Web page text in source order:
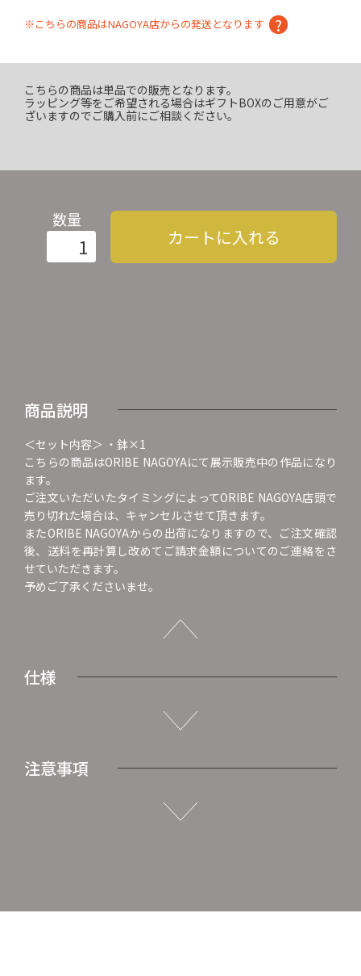
※こちらの商品はNAGOYA店からの発送となります
こちらの商品は単品での販売となります。
ラッピング等をご希望される場合はギフトBOXのご用意がご
ざいますのでご購入前にご相談ください。
数量
カートに入れる
商品説明
＜セット内容＞ ・鉢×1
こちらの商品はORIBE NAGOYAにて展示販売中の作品になり
ます。
ご注文いただいたタイミングによってORIBE NAGOYA店頭で
売り切れた場合は、キャンセルさせて頂きます。
またORIBE NAGOYAからの出荷になりますので、ご注文確認
後、送料を再計算し改めてご請求金額についてのご連絡をさ
せていただきます。
予めご了承くださいませ。
仕様
注意事項